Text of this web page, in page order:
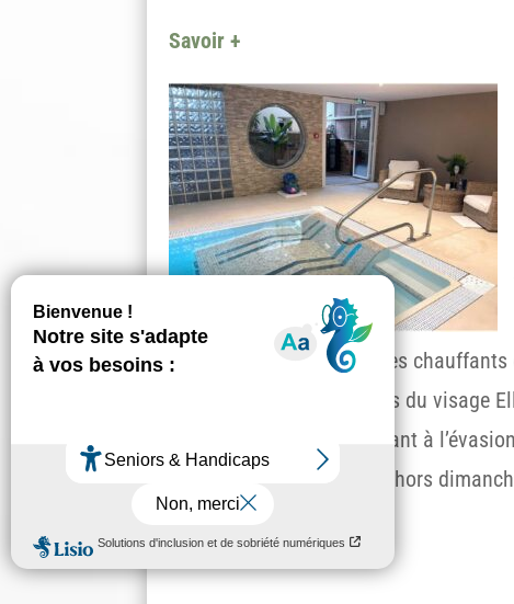
Savoir +
espace détente avec sièges
disposition pour des soins du visage
modelages du corps invitant à
toute l’année hors
Savoir +